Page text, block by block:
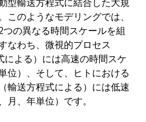
のようなモデリングでは、
の異なる時間スケールを組
なわち、微視的プロセス
による）には高速の時間スケ
位）、そして、ヒトにおける
輸送方程式による）には低速
月、年単位）です。